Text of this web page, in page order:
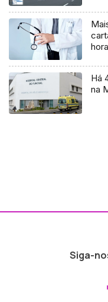
Há
na
Siga-